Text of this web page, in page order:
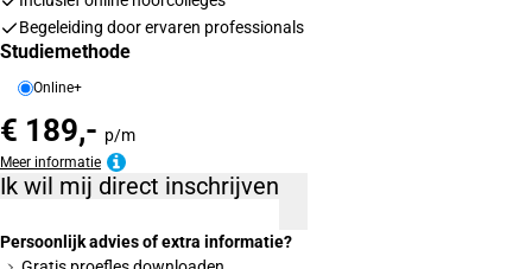
Begeleiding door ervaren professionals
Studiemethode
Online+
€ 189,- p/m
Meer informatie
Ik wil mij direct inschrijven
Persoonlijk advies of extra informatie?